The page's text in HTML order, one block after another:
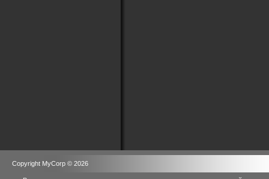
Copyright MyCorp © 2026